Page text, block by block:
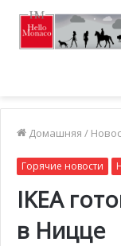
Домашняя /
Горячие новости
IKEA
в Ницце